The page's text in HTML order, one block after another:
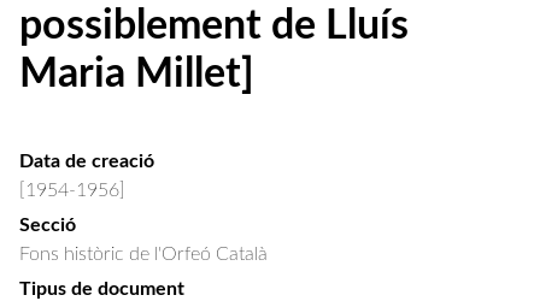
possiblement de Lluís
Maria Millet]
Data de creació
[1954-1956]
Secció
Fons històric de l'Orfeó Català
Tipus de document